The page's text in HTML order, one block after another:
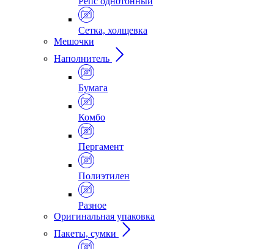
Сетка, холщевка
Мешочки
Наполнитель
Бумага
Комбо
Пергамент
Полиэтилен
Разное
Оригинальная упаковка
Пакеты, сумки